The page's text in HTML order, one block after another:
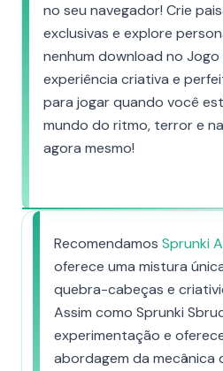
no seu navegador! Crie
exclusivas e explore
nenhum download no Jogo
experiência criativa e
para jogar quando você
mundo do ritmo, terror e
agora mesmo!
Recomendamos Sprunki
oferece uma mistura
quebra-cabeças e
Assim como Sprunki
experimentação e
abordagem da mecânica